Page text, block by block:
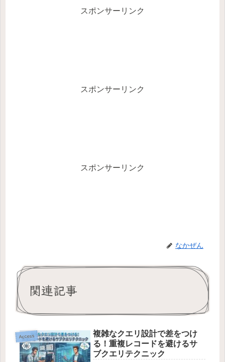
スポンサーリンク
スポンサーリンク
スポンサーリンク
なかぜん
関連記事
Access
複雑なクエリ設計で差をつけ
る！重複レコードを避けるサ
ブクエリテクニック